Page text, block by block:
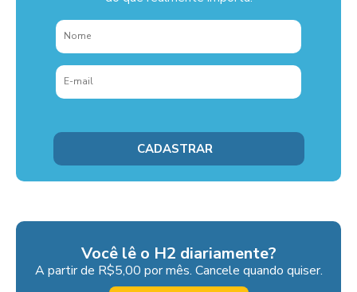
Você lê o H2 diariamente?
A partir de R$5,00 por mês. Cancele quando quiser.